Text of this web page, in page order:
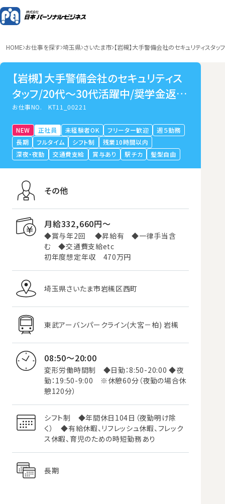
HOME お仕事を探す 埼玉県 さいたま市 【岩槻】大手警備会社のセキュリティス
【岩槻】大手警備会社のセキュリティス
タッフ/20代～30代活躍中/奨学金返還
制度あり/リフレッシュ休暇/未経験歓迎
お仕事NO.KT11_00221
NEW 正社員 未経験者OK フリーター歓迎
週５勤務
長期
フルタイム シフト制
残業10時間以内
深夜・夜勤
交通費支給 賞与あり 駅チカ 髪型自由
その他
月給332,660円〜
◆賞与年2回 ◆昇給有 ◆一律手当含
む ◆交通費支給etc
初年度想定年収 470万円
埼玉県さいたま市岩槻区西町
東武アーバンパークライン(大宮－柏) 岩槻
08:50～20:00
変形労働時間制 ◆日勤：8:50-20:00 ◆夜
勤：19:50-9:00 ※休憩60分（夜勤の場合休
憩120分）
シフト制 ◆年間休日104日（夜勤明け除
く） ◆有給休暇、リフレッシュ休暇、フレック
ス休暇、育児のための時短勤務あり
長期